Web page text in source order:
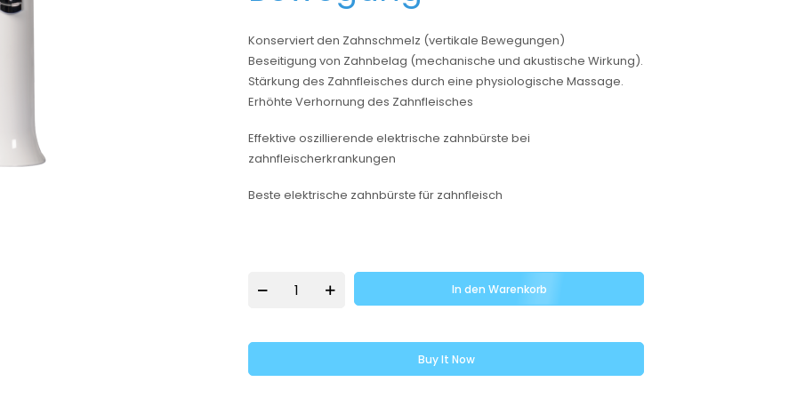
Konserviert den Zahnschmelz (vertikale Bewegungen)
Beseitigung von Zahnbelag (mechanische und akustische Wirkung).
Stärkung des Zahnfleisches durch eine physiologische Massage.
Erhöhte Verhornung des Zahnfleisches
Effektive oszillierende elektrische zahnbürste bei
zahnfleischerkrankungen
Beste elektrische zahnbürste für zahnfleisch
In den Warenkorb
Buy It Now